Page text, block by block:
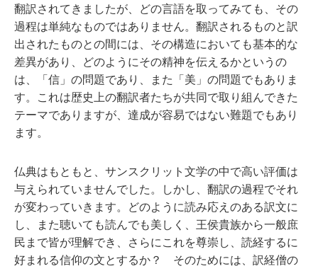
翻訳されてきましたが、どの言語を取ってみても、その
過程は単純なものではありません。翻訳されるものと訳
出されたものとの間には、その構造においても基本的な
差異があり、どのようにその精神を伝えるかというの
は、「信」の問題であり、また「美」の問題でもありま
す。これは歴史上の翻訳者たちが共同で取り組んできた
テーマでありますが、達成が容易ではない難題でもあり
ます。
仏典はもともと、サンスクリット文学の中で高い評価は
与えられていませんでした。しかし、翻訳の過程でそれ
が変わっていきます。どのように読み応えのある訳文に
し、また聴いても読んでも美しく、王侯貴族から一般庶
民まで皆が理解でき、さらにこれを尊崇し、読経するに
好まれる信仰の文とするか？ そのためには、訳経僧の